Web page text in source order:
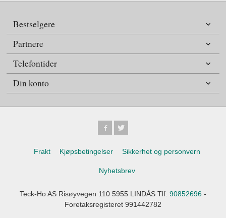
Bestselgere
Partnere
Telefontider
Din konto
Frakt Kjøpsbetingelser Sikkerhet og personvern
Nyhetsbrev
Teck-Ho AS Risøyvegen 110 5955 LINDÅS Tlf. 90852696 -
Foretaksregisteret 991442782